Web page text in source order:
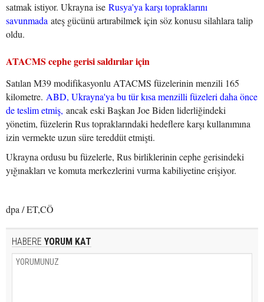
satmak istiyor. Ukrayna ise Rusya'ya karşı topraklarını
savunmada ateş gücünü artırabilmek için söz konusu silahlara talip
oldu.
ATACMS cephe gerisi saldırılar için
Satılan M39 modifikasyonlu ATACMS füzelerinin menzili 165
kilometre. ABD, Ukrayna'ya bu tür kısa menzilli füzeleri daha önce
de teslim etmiş, ancak eski Başkan Joe Biden liderliğindeki
yönetim, füzelerin Rus topraklarındaki hedeflere karşı kullanımına
izin vermekte uzun süre tereddüt etmişti.
Ukrayna ordusu bu füzelerle, Rus birliklerinin cephe gerisindeki
yığınakları ve komuta merkezlerini vurma kabiliyetine erişiyor.
dpa / ET,CÖ
HABERE YORUM KAT